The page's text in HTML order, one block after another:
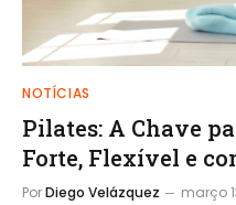
NOTÍCIAS
Pilates: A Chave
Forte, Flexível e
PorDiego Velázquez março